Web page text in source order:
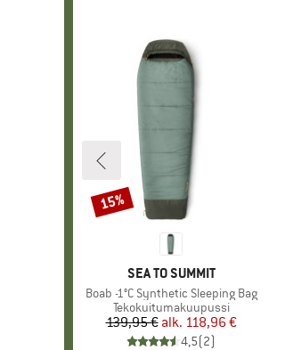
MERKKI
SEA TO SUMMIT
Tuote
Boab -1°C Synthetic Sleeping Bag
Tuoteryhmä
Tekokuitumakuupussi
Hinta
139,95 € Alennettu hinta
alk. 118,96 €
4,5(2)
Alennus
15%